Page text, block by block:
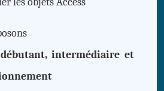
débutant, intermédiaire et